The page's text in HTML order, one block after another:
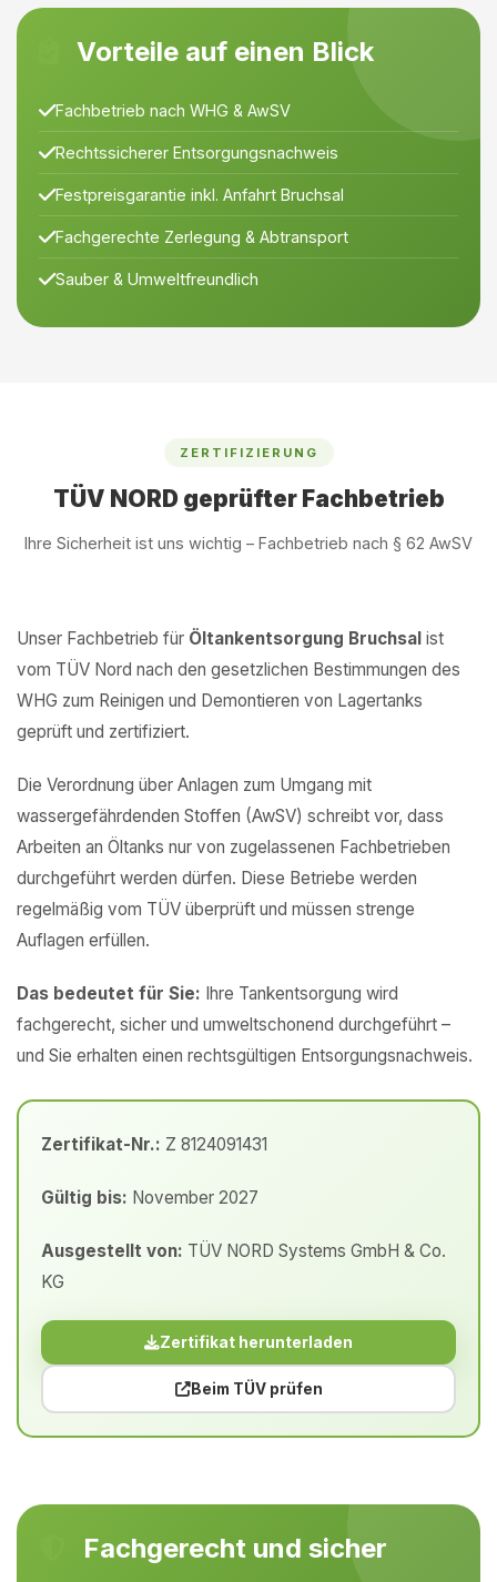
Vorteile auf einen Blick
Fachbetrieb nach WHG & AwSV
Rechtssicherer Entsorgungsnachweis
Festpreisgarantie inkl. Anfahrt Bruchsal
Fachgerechte Zerlegung & Abtransport
Sauber & Umweltfreundlich
ZERTIFIZIERUNG
TÜV NORD geprüfter Fachbetrieb
Ihre Sicherheit ist uns wichtig – Fachbetrieb nach § 62 AwSV
Unser Fachbetrieb für Öltankentsorgung Bruchsal ist
vom TÜV Nord nach den gesetzlichen Bestimmungen des
WHG zum Reinigen und Demontieren von Lagertanks
geprüft und zertifiziert.
Die Verordnung über Anlagen zum Umgang mit
wassergefährdenden Stoffen (AwSV) schreibt vor, dass
Arbeiten an Öltanks nur von zugelassenen Fachbetrieben
durchgeführt werden dürfen. Diese Betriebe werden
regelmäßig vom TÜV überprüft und müssen strenge
Auflagen erfüllen.
Das bedeutet für Sie: Ihre Tankentsorgung wird
fachgerecht, sicher und umweltschonend durchgeführt –
und Sie erhalten einen rechtsgültigen Entsorgungsnachweis.
Zertifikat-Nr.: Z 8124091431
Gültig bis: November 2027
Ausgestellt von: TÜV NORD Systems GmbH & Co.
KG
Zertifikat herunterladen
Beim TÜV prüfen
Fachgerecht und sicher